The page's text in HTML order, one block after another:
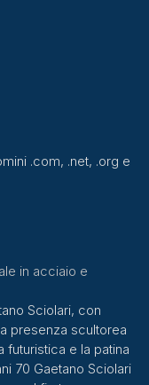
.com, .net, .org e
in acciaio e
Sciolari, con
presenza scultorea
futuristica e la patina
70 Gaetano Sciolari